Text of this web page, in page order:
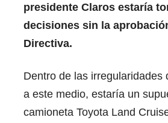
presidente Claros estaría
decisiones sin la
Directiva.
Dentro de las irregularidades
a este medio, estaría un
camioneta Toyota Land